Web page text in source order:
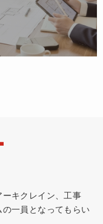
キクレイン、工事
一員となってもらい